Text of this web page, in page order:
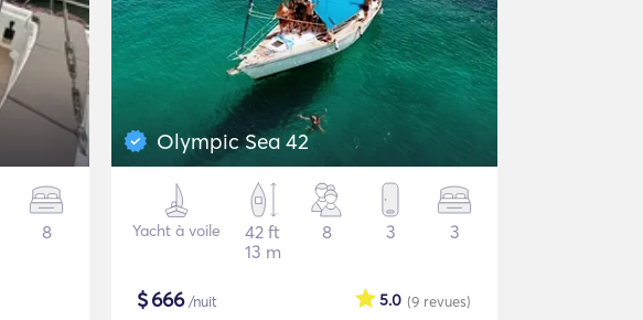
8
Olympic Sea 42
Yacht à voile
42 ft
13 m
8 3 3
$666/nuit (9 revues)
5.0